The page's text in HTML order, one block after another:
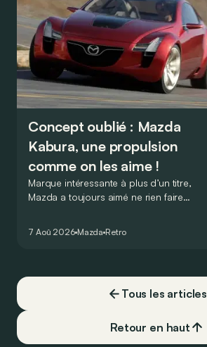
Concept oublié : Mazda
Kabura, une propulsion
comme on les aime !
Marque intéressante à plus d’un titre,
Mazda a toujours aimé ne rien faire
de la plus belle des manières…
7 Aoû 2026 Mazda Retro
Tous les articles
Retour en haut